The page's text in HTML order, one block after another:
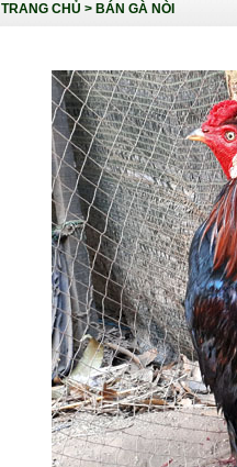
TRANG CHỦ > BÁN GÀ NÒI